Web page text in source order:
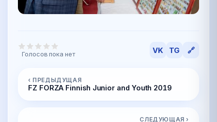
Голосов пока нет VK TG 🔗
‹ ПРЕДЫДУЩАЯ
FZ FORZA Finnish Junior and Youth 2019
СЛЕДУЮЩАЯ ›